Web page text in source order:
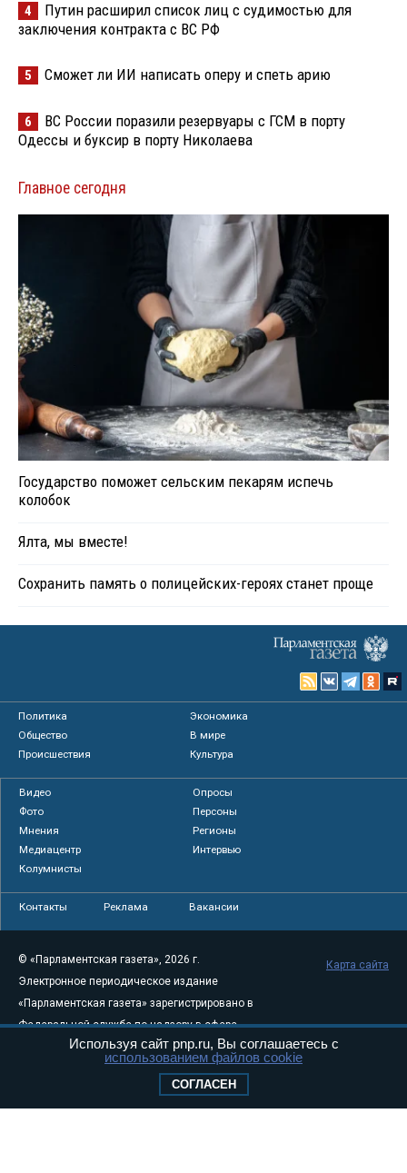
4
Путин расширил список лиц с судимостью для
заключения контракта с ВС РФ
5 Сможет ли ИИ написать оперу и спеть арию
6
ВС России поразили резервуары с ГСМ в порту
Одессы и буксир в порту Николаева
Главное сегодня
Государство поможет сельским пекарям испечь
колобок
Ялта, мы вместе!
Сохранить память о полицейских-героях станет проще
Политика
Экономика
Общество
В мире
Происшествия
Культура
Видео
Опросы
Фото
Персоны
Мнения
Регионы
Медиацентр
Интервью
Колумнисты
Контакты Реклама Вакансии
© «Парламентская газета», 2026 г.
Электронное периодическое издание
«Парламентская газета» зарегистрировано в
Федеральной службе по надзору в сфере
связи, информационных технологий и
массовых коммуникаций (Роскомнадзор) 05
Свидетельство о регистрации Эл № ФС77-
Карта сайта
Используя сайт pnp.ru, Вы соглашаетесь с
использованием файлов cookie
СОГЛАСЕН